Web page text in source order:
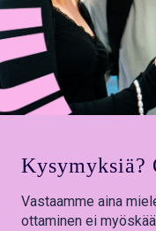
Kysymyksiä?
Vastaamme aina
ottaminen ei